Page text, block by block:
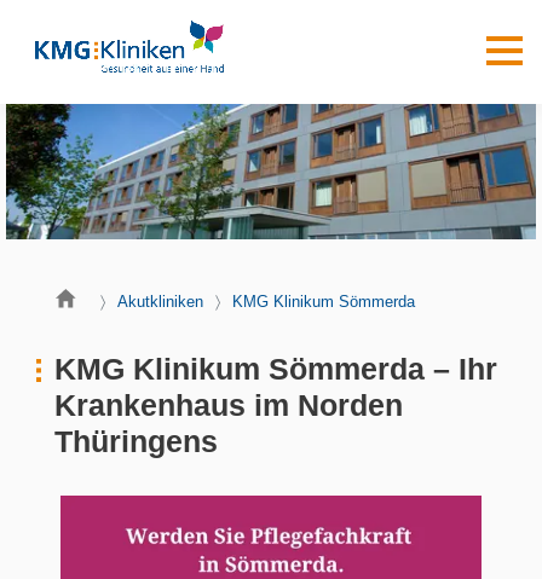
Akutkliniken KMG Klinikum Sömmerda
KMG Klinikum Sömmerda – Ihr
Krankenhaus im Norden
Thüringens